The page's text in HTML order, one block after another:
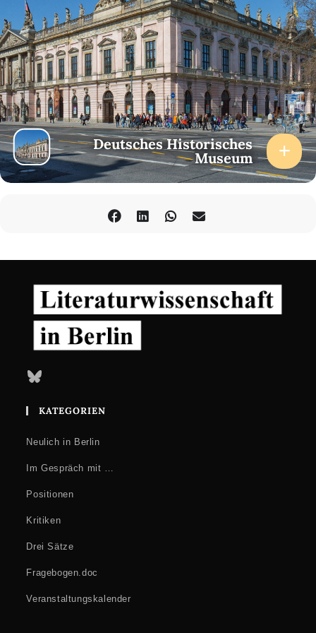
Theodor Hemprichstudiert Geschichtswissenschaften an der
Humboldt-Universität zu Berlin und arbeitet für die Mosse
Lectures. 2013/14 hat er ein Jahr als Austauschschüler in Istanbul
verbracht.
Deutsches Historisches
Museum
Bluesky
KATEGORIEN
Neulich in Berlin
Im Gespräch mit …
Positionen
Kritiken
Drei Sätze
Fragebogen.doc
Veranstaltungskalender